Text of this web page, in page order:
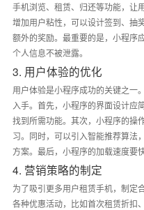
手机浏览、租赁、归还等功能，让
增加用户粘性，可以设计签到、抽
额外的奖励。最重要的是，小程序
个人信息不被泄露。
3. 用户体验的优化
用户体验是小程序成功的关键之一
入手。首先，小程序的界面设计应
找到所需功能。其次，小程序的操
习。同时，可以引入智能推荐算法
方案。最后，小程序的加载速度要
4. 营销策略的制定
为了吸引更多用户租赁手机，制定
各种优惠活动，比如首次租赁折扣